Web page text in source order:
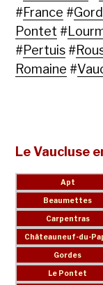
#France #
Pontet #
#Pertuis #
Romaine #
Le Vaucluse